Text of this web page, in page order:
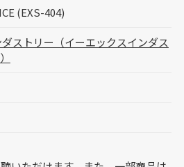
(EXS-404)
ダストリー（イーエックスインダス